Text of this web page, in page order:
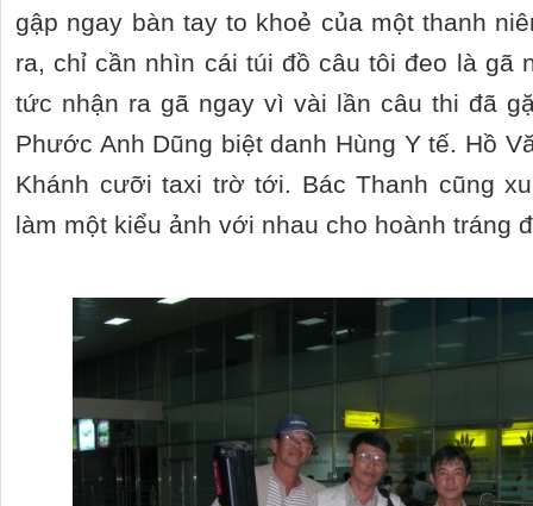
gập ngay bàn tay to khoẻ của một thanh
ra, chỉ cần nhìn cái túi đồ câu tôi đeo là gã
tức nhận ra gã ngay vì vài lần câu thi đã
Phước Anh Dũng biệt danh Hùng Y tế. Hồ
Khánh cưỡi taxi trờ tới. Bác Thanh cũng
làm một kiểu ảnh với nhau cho hoành tráng